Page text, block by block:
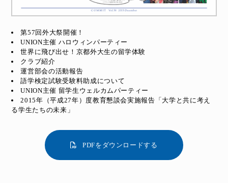
第57回外大祭開催！
UNION主催 ハロウィンパーティー
世界に飛び出せ！京都外大生の留学体験
クラブ紹介
運営部会の活動報告
語学検定試験受験料助成について
UNION主催 留学生ウェルカムパーティー
2015年（平成27年）度教育懇談会実施報告「大学と共に考え
る学生たちの未来」
PDFをダウンロードする